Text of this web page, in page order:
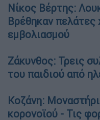
Νίκος Βέρτης:
Βρέθηκαν πελάτες
εμβολιασμού
Ζάκυνθος: Τρεις
του παιδιού από
Κοζάνη:
κορονοϊού - Τις